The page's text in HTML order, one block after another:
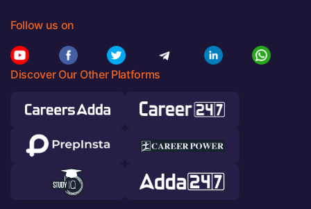
Follow us on
Discover Our Other Platforms